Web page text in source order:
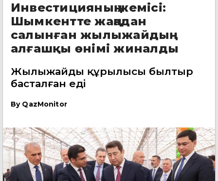
Инвестицияның жемісі:
Шымкентте жаңадан
салынған жылыжайдың
алғашқы өнімі жиналды
Жылыжайдың құрылысы былтыр
басталған еді
By QazMonitor